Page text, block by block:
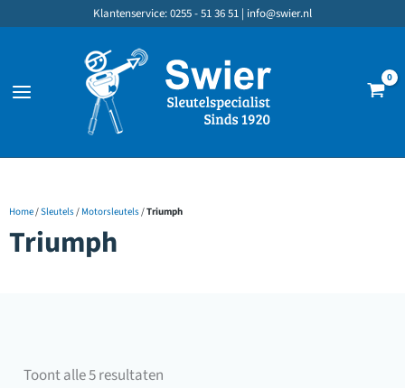
inhoud
Klantenservice: 0255 - 51 36 51 | info@swier.nl
Home/Sleutels/ Motorsleutels/Triumph
Triumph
Toont alle 5 resultaten